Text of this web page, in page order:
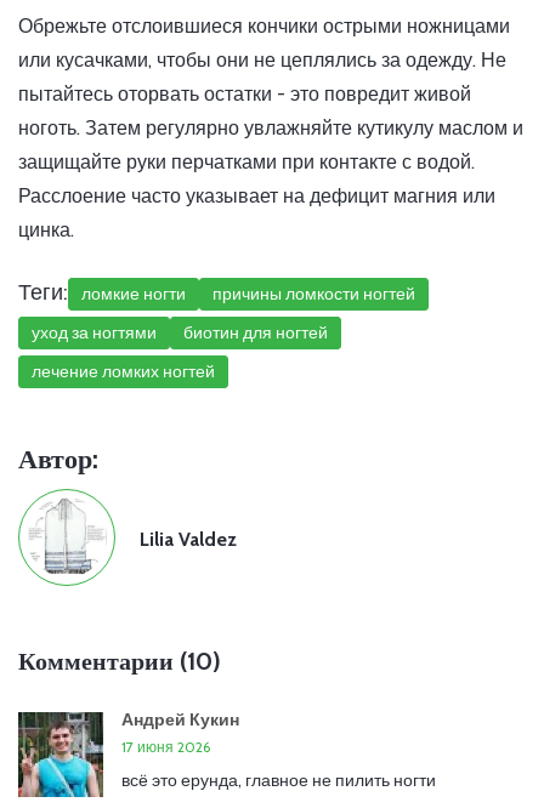
Обрежьте отслоившиеся кончики острыми ножницами
или кусачками, чтобы они не цеплялись за одежду. Не
пытайтесь оторвать остатки - это повредит живой
ноготь. Затем регулярно увлажняйте кутикулу маслом и
защищайте руки перчатками при контакте с водой.
Расслоение часто указывает на дефицит магния или
цинка.
Теги: ломкие ногти
причины ломкости ногтей
уход за ногтями
биотин для ногтей
лечение ломких ногтей
Автор:
Lilia Valdez
Комментарии (10)
Андрей Кукин
17 июня 2026
всё это ерунда, главное не пилить ногти